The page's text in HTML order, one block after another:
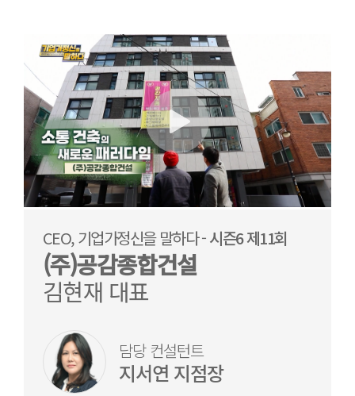
CEO, 기업가정신을 말하다 -시즌6 제11회
(주)공감종합건설
김현재 대표
담당 컨설턴트
지서연 지점장